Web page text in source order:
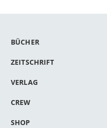
BÜCHER
ZEITSCHRIFT
VERLAG
CREW
SHOP